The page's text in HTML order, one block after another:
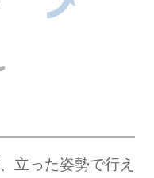
立った姿勢で行え